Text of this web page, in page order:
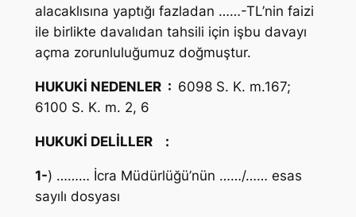
alacaklısına yaptığı fazladan ……-TL’nin faizi
ile birlikte davalıdan tahsili için işbu davayı
açma zorunluluğumuz doğmuştur.
HUKUKİ NEDENLER : 6098 S. K. m.167;
6100 S. K. m. 2, 6
HUKUKİ DELİLLER :
1-) ……… İcra Müdürlüğü’nün ……/…… esas
sayılı dosyası